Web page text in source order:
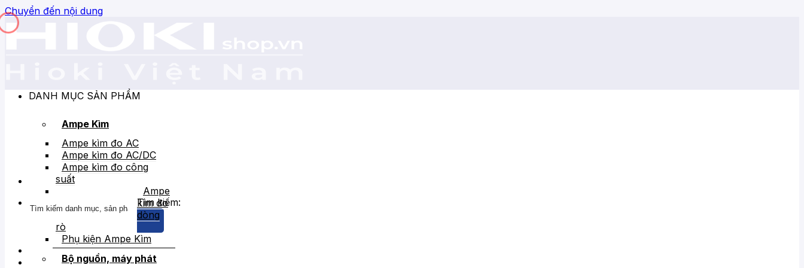
Chuyển đến nội dung
Tìm kiếm:
DANH MỤC SẢN PHẨM
Ampe Kìm
Ampe kìm đo AC
Ampe kìm đo AC/DC
Ampe kìm đo công
suất
Ampe
kìm đo
dòng
rò
Phụ kiện Ampe Kìm
Bộ nguồn, máy phát